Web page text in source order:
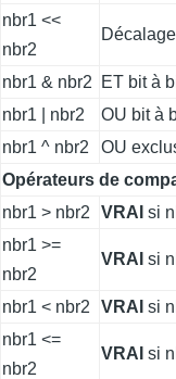
nbr1 <<
nbr2
nbr1 & nbr2
ET bit à
nbr1 | nbr2
OU bit à
nbr1 ^ nbr2
OU
Opérateurs de
nbr1 > nbr2
VRAI si
nbr1 >=
nbr2
VRAI si
nbr1 < nbr2 VRAI si
nbr1 <=
nbr2
VRAI si